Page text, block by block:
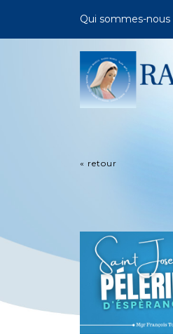
Qui sommes-nous
« retour